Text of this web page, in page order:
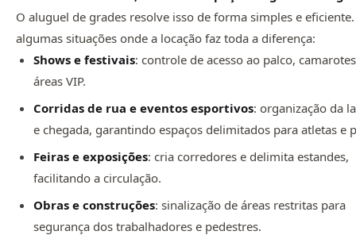
O aluguel de grades resolve isso de forma simples e eficiente.
algumas situações onde a locação faz toda a diferença:
Shows e festivais: controle de acesso ao palco,
áreas VIP.
Corridas de rua e eventos esportivos: organização da
e chegada, garantindo espaços delimitados para atletas e
Feiras e exposições: cria corredores e delimita estandes,
facilitando a circulação.
Obras e construções: sinalização de áreas restritas para
segurança dos trabalhadores e pedestres.